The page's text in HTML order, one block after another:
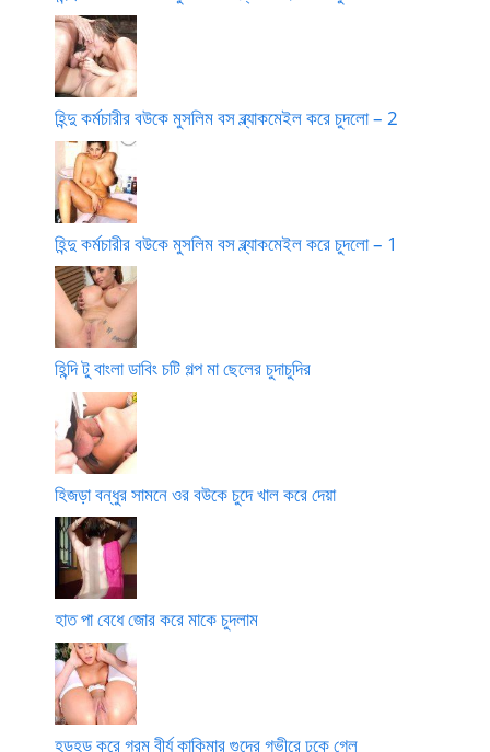
হিন্দু কর্মচারীর বউকে মুসলিম বস ব্ল্যাকমেইল করে চুদলো – 2
হিন্দু কর্মচারীর বউকে মুসলিম বস ব্ল্যাকমেইল করে চুদলো – 1
হিন্দি টু বাংলা ডাবিং চটি গল্প মা ছেলের চুদাচুদির
হিজড়া বন্ধুর সামনে ওর বউকে চুদে খাল করে দেয়া
হাত পা বেধে জোর করে মাকে চুদলাম
হড়হড় করে গরম বীর্য কাকিমার গুদের গভীরে ঢুকে গেল